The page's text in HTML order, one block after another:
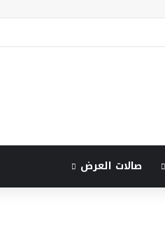
صالات العرض